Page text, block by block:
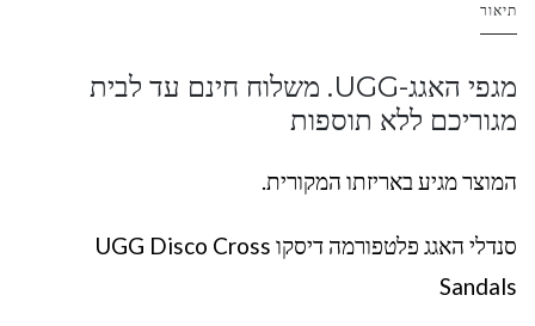
תיאור
מגפי האגג-UGG. משלוח חינם עד לבית
מגוריכם ללא תוספות
המוצר מגיע באריזתו המקורית.
סנדלי האגג פלטפורמה דיסקו UGG Disco Cross
Sandals